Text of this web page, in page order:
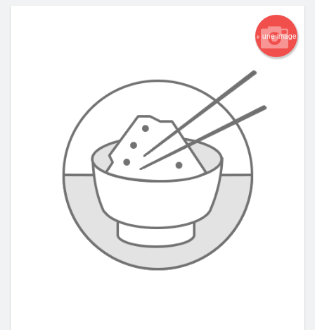
+ une image